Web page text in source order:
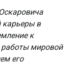
карьеры в
к
мировой
его